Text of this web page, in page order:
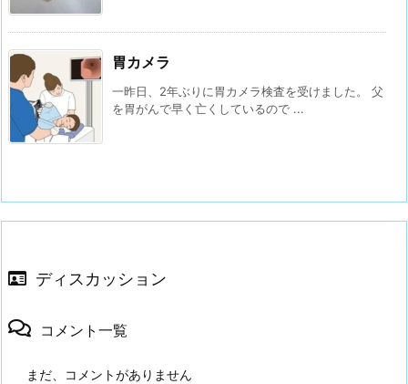
胃カメラ
一昨日、2年ぶりに胃カメラ検査を受けました。 父
を胃がんで早く亡くしているので ...
ディスカッション
コメント一覧
まだ、コメントがありません